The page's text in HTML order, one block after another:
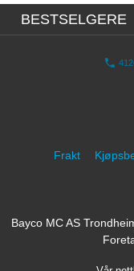
BESTSELGERE
Frakt
Bayco MC AS